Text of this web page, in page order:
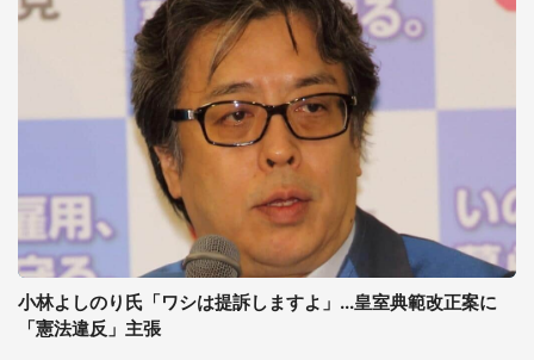
小林よしのり氏「ワシは提訴しますよ」...皇室典範改正案に
「憲法違反」主張